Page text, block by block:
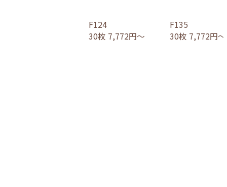
F124
30枚 7,772円～
F135
30枚 7,772円～